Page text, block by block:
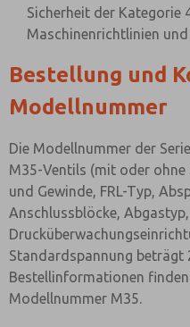
Sicherheit der Kategorie
Maschinenrichtlinien
Bestellung und
Modellnummer
Die Modellnummer der
M35-Ventils (mit oder
und Gewinde, FRL-Typ,
Anschlussblöcke, Abgastyp,
Standardspannung beträgt
Bestellinformationen
Modellnummer M35.